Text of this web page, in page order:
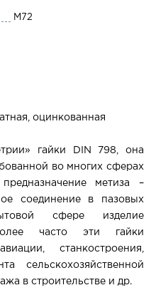
оцинкованная
гайки DIN 798, она
во многих сферах
метиза –
соединение в пазовых
сфере изделие
часто эти гайки
станкостроения,
сельскохозяйственной
в строительстве и др.
М72